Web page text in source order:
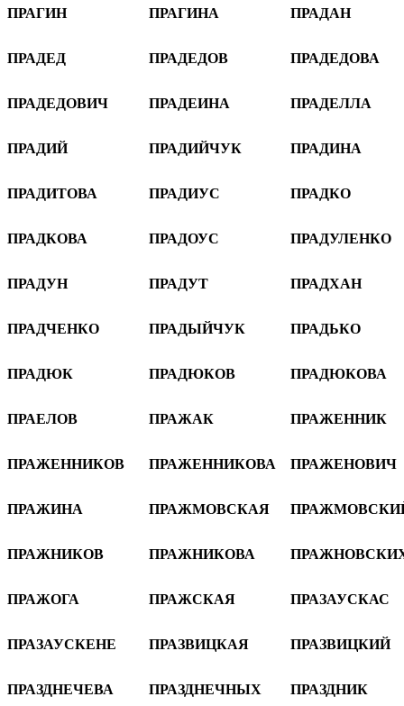
ПРАГИН ПРАГИНА ПРАДАН
ПРАДЕД ПРАДЕДОВ ПРАДЕДОВА
ПРАДЕДОВИЧ ПРАДЕИНА ПРАДЕЛЛА
ПРАДИЙ ПРАДИЙЧУК ПРАДИНА
ПРАДИТОВА ПРАДИУС ПРАДКО
ПРАДКОВА ПРАДОУС ПРАДУЛЕНКО
ПРАДУН ПРАДУТ ПРАДХАН
ПРАДЧЕНКО ПРАДЫЙЧУК ПРАДЬКО
ПРАДЮК ПРАДЮКОВ ПРАДЮКОВА
ПРАЕЛОВ ПРАЖАК ПРАЖЕННИК
ПРАЖЕННИКОВ ПРАЖЕННИКОВА ПРАЖЕНОВИЧ
ПРАЖИНА ПРАЖМОВСКАЯ
ПРАЖНИКОВ ПРАЖНИКОВА
ПРАЖОГА ПРАЖСКАЯ ПРАЗАУСКАС
ПРАЗАУСКЕНЕ ПРАЗВИЦКАЯ ПРАЗВИЦКИЙ
ПРАЗДНЕЧЕВА ПРАЗДНЕЧНЫХ ПРАЗДНИК